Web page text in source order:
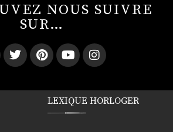
NOUS SUIVRE
SUR…
LEXIQUE HORLOGER